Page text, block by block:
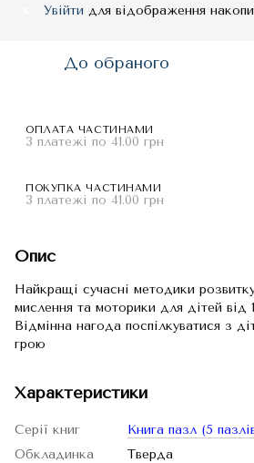
Увійти для відображення
До обраного
ОПЛАТА ЧАСТИНАМИ
3 платежі по 41.00 грн
ПОКУПКА ЧАСТИНАМИ
3 платежі по 41.00 грн
Опис
Найкращі сучасні методики
мислення та моторики для дітей від
Відмінна нагода поспілкуватися з
грою
Характеристики
Серії книг
Книга пазл (5
Обкладинка
Тверда